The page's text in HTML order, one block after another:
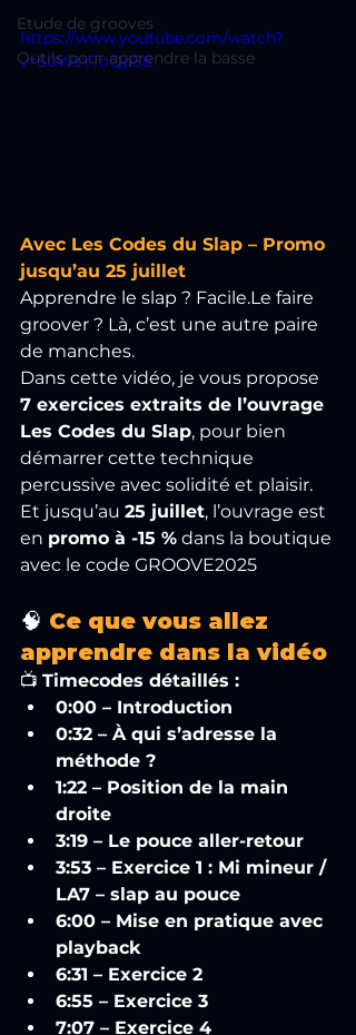
Etude de grooves
Outils pour apprendre la basse
https://www.youtube.com/watch?
v=50WsYToQpS8
Avec Les Codes du Slap – Promo
jusqu’au 25 juillet
Apprendre le slap ? Facile.Le faire
groover ? Là, c’est une autre paire
de manches.
Dans cette vidéo, je vous propose
7 exercices extraits de l’ouvrage
Les Codes du Slap, pour bien
démarrer cette technique
percussive avec solidité et plaisir.
Et jusqu’au 25 juillet, l’ouvrage est
en promo à -15 % dans la boutique
avec le code GROOVE2025
🧠 Ce que vous allez
apprendre dans la vidéo
📺 Timecodes détaillés :
0:00 – Introduction
0:32 – À qui s’adresse la
méthode ?
1:22 – Position de la main
droite
3:19 – Le pouce aller-retour
3:53 – Exercice 1 : Mi mineur /
LA7 – slap au pouce
6:00 – Mise en pratique avec
playback
6:31 – Exercice 2
6:55 – Exercice 3
7:07 – Exercice 4